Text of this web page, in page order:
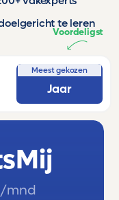
te leren
Meest gekozen
Jaar
Voordeligst
/mnd